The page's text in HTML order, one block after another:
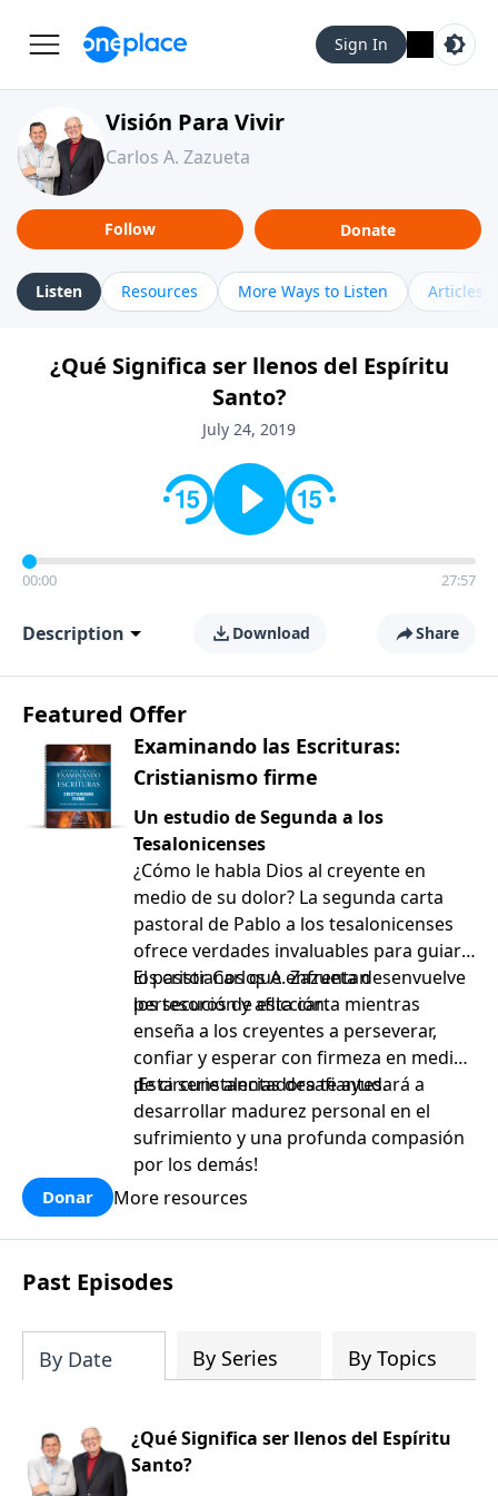
Sign In
Visión Para Vivir
Carlos A. Zazueta
Follow Donate
Listen Resources More Ways to Listen Articles
¿Qué Significa ser llenos del Espíritu
Santo?
July 24, 2019
00:00 27:57
Description Download Share
Featured Offer
Examinando las Escrituras:
Cristianismo firme
Un estudio de Segunda a los
Tesalonicenses
¿Cómo le habla Dios al creyente en
medio de su dolor? La segunda carta
pastoral de Pablo a los tesalonicenses
ofrece verdades invaluables para guiar a
los cristianos que enfrentan
persecución y aflicción.
El pastor Carlos A. Zazueta desenvuelve
los tesoros de esta carta mientras
enseña a los creyentes a perseverar,
confiar y esperar con firmeza en medio
de circunstancias desafiantes.
¡Esta serie alentadora te ayudará a
desarrollar madurez personal en el
sufrimiento y una profunda compasión
por los demás!
Donar More resources
Past Episodes
By Date By Series By Topics
¿Qué Significa ser llenos del Espíritu
Santo?